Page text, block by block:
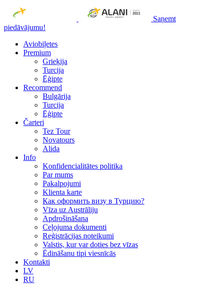
Saņemt
piedāvājumu!
Aviobiļetes
Premium
Grieķija
Turcija
Ēģipte
Recommend
Bulgārija
Turcija
Ēģipte
Čarteri
Tez Tour
Novatours
Alida
Info
Konfidencialitātes politika
Par mums
Рakalpojumi
Klienta karte
Как оформить визу в Турцию?
Vīza uz Austrāliju
Apdrošināšana
Ceļojuma dokumenti
Reģistrācijas noteikumi
Valstis, kur var doties bez vīzas
Ēdināšanu tipi viesnīcās
Kontakti
LV
RU